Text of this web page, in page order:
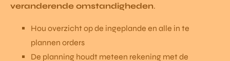
veranderende omstandigheden.
Hou overzicht op de ingeplande en alle in te
plannen orders
De planning houdt meteen rekening met de